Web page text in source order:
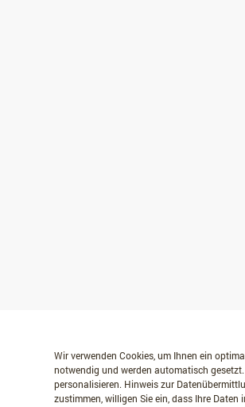
Wir verwenden Cookies, um Ihnen ein
notwendig und werden automatisch
personalisieren. Hinweis zur
zustimmen, willigen Sie ein, dass Ihre